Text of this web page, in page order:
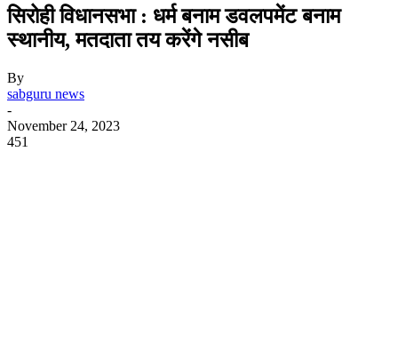
सिरोही विधानसभा : धर्म बनाम डवलपमेंट बनाम
स्थानीय, मतदाता तय करेंगे नसीब
By
sabguru news
-
November 24, 2023
451